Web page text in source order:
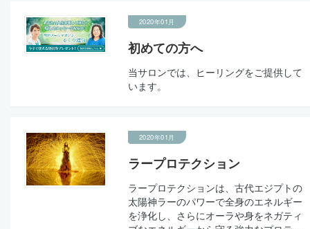
2020年01月
初めての方へ
当サロンでは、ヒーリングをご提供して
います。
2020年01月
ラープロテクション
ラープロテクションは、古代エジプトの
太陽神ラーのパワーで全身のエネルギー
を浄化し、さらにオーラや身をネガティ